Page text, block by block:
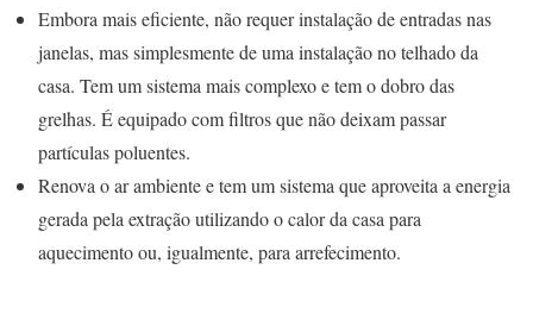
Embora mais eficiente, não requer instalação de entradas nas
janelas, mas simplesmente de uma instalação no telhado da
casa. Tem um sistema mais complexo e tem o dobro das
grelhas. É equipado com filtros que não deixam passar
partículas poluentes.
Renova o ar ambiente e tem um sistema que aproveita a energia
gerada pela extração utilizando o calor da casa para
aquecimento ou, igualmente, para arrefecimento.